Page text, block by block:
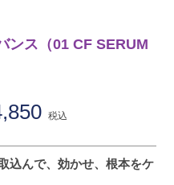
ンス（01 CF SERUM
税込
込んで、効かせ、根本をケ